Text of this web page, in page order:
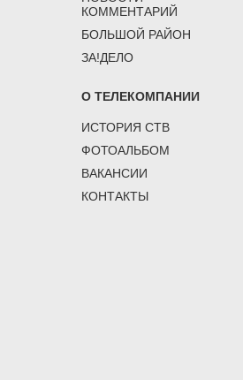
КОММЕНТАРИЙ
БОЛЬШОЙ РАЙОН
ЗА!ДЕЛО
О ТЕЛЕКОМПАНИИ
ИСТОРИЯ СТВ
ФОТОАЛЬБОМ
ВАКАНСИИ
КОНТАКТЫ